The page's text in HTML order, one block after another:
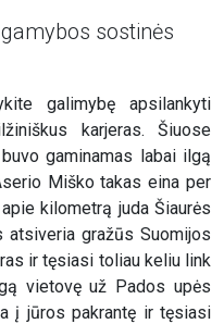
sostinės
galimybę apsilankyti
karjeras. Šiuose
gaminamas labai ilgą
Miško takas eina per
kilometrą juda Šiaurės
gražūs Suomijos
ir tęsiasi toliau keliu link
vietovę už Pados upės
į jūros pakrantę ir tęsiasi